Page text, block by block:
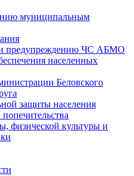
муниципальным
предупреждению ЧС АБМО
населенных
Беловского
защиты населения
физической культуры и